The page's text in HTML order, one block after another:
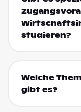
studieren?
Welche
gibt es?